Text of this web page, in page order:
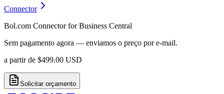
Connector
Bol.com Connector for Business Central
Sem pagamento agora — enviamos o preço por e-mail.
a partir de $499.00 USD
Solicitar orçamento